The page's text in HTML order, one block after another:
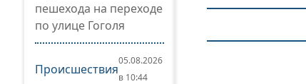
пешехода на переходе
по улице Гоголя
Происшествия
05.08.2026
в 10:44